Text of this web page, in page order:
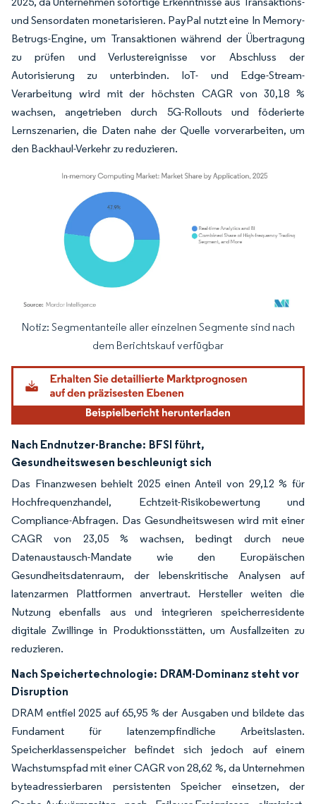
und Sensordaten monetarisieren. PayPal nutzt eine In Memory-
Betrugs-Engine, um Transaktionen während der Übertragung
zu prüfen und Verlustereignisse vor Abschluss der
Autorisierung zu unterbinden. IoT- und Edge-Stream-
Verarbeitung wird mit der höchsten CAGR von 30,18 %
wachsen, angetrieben durch 5G-Rollouts und föderierte
Lernszenarien, die Daten nahe der Quelle vorverarbeiten, um
den Backhaul-Verkehr zu reduzieren.
Bild © Mordor Intelligence. Wiederverwendung erfordert Namensnennung
Notiz: Segmentanteile aller einzelnen Segmente sind nach
dem Berichtskauf verfügbar
Nach Endnutzer-Branche: BFSI führt,
Gesundheitswesen beschleunigt sich
Das Finanzwesen behielt 2025 einen Anteil von 29,12 % für
Hochfrequenzhandel, Echtzeit-Risikobewertung und
Compliance-Abfragen. Das Gesundheitswesen wird mit einer
CAGR von 23,05 % wachsen, bedingt durch neue
Datenaustausch-Mandate wie den Europäischen
Gesundheitsdatenraum, der lebenskritische Analysen auf
latenzarmen Plattformen anvertraut. Hersteller weiten die
Nutzung ebenfalls aus und integrieren speicherresidente
digitale Zwillinge in Produktionsstätten, um Ausfallzeiten zu
reduzieren.
Nach Speichertechnologie: DRAM-Dominanz steht vor
Disruption
DRAM entfiel 2025 auf 65,95 % der Ausgaben und bildete das
Fundament für latenzempfindliche Arbeitslasten.
Speicherklassenspeicher befindet sich jedoch auf einem
Wachstumspfad mit einer CAGR von 28,62 %, da Unternehmen
byteadressierbaren persistenten Speicher einsetzen, der